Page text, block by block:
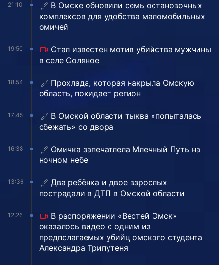
21:10
В Омске обновили семь остановочных
комплексов для удобства маломобильных
омичей
19:50
Стал известен мотив убийства мужчины
в селе Соляное
18:54
Прохлада, которая накрыла Омскую
область, покидает регион
17:45
В Омской области тыква «попыталась
сбежать» со двора
16:38
Омичка запечатлела Млечный Путь на
ночном небе
13:36
Два ребёнка и двое взрослых
пострадали в ДТП в Омской области
12:26
В распоряжении «Вестей Омск»
оказалось видео с одним из
предполагаемых убийц омского студента
Александра Трипутеня